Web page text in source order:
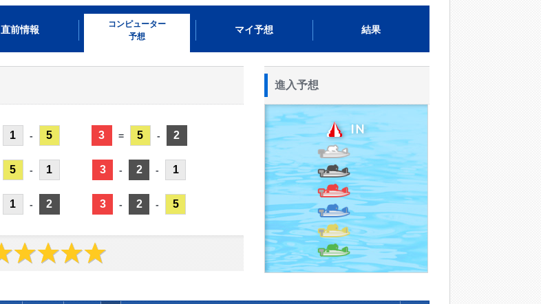
直前情報
コンピューター
予想
マイ予想 結果
1 - 5
5 - 1
1 - 2
3 = 5 - 2
3 - 2 - 1
3 - 2 - 5
進入予想